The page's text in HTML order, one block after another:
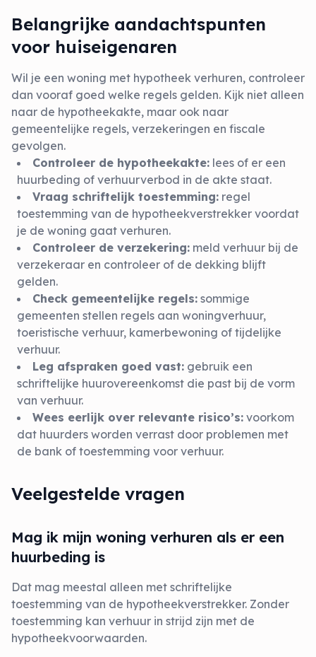
Belangrijke aandachtspunten
voor huiseigenaren
Wil je een woning met hypotheek verhuren, controleer
dan vooraf goed welke regels gelden. Kijk niet alleen
naar de hypotheekakte, maar ook naar
gemeentelijke regels, verzekeringen en fiscale
gevolgen.
Controleer de hypotheekakte: lees of er een
huurbeding of verhuurverbod in de akte staat.
Vraag schriftelijk toestemming: regel
toestemming van de hypotheekverstrekker voordat
je de woning gaat verhuren.
Controleer de verzekering: meld verhuur bij de
verzekeraar en controleer of de dekking blijft
gelden.
Check gemeentelijke regels: sommige
gemeenten stellen regels aan woningverhuur,
toeristische verhuur, kamerbewoning of tijdelijke
verhuur.
Leg afspraken goed vast: gebruik een
schriftelijke huurovereenkomst die past bij de vorm
van verhuur.
Wees eerlijk over relevante risico’s: voorkom
dat huurders worden verrast door problemen met
de bank of toestemming voor verhuur.
Veelgestelde vragen
Mag ik mijn woning verhuren als er een
huurbeding is
Dat mag meestal alleen met schriftelijke
toestemming van de hypotheekverstrekker. Zonder
toestemming kan verhuur in strijd zijn met de
hypotheekvoorwaarden.